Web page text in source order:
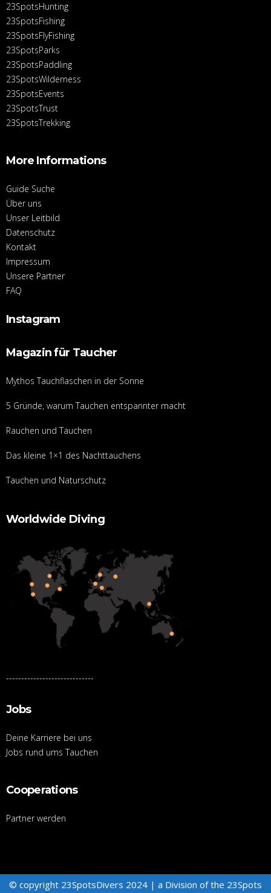
23SpotsHunting
23SpotsFishing
23SpotsFlyFishing
23SpotsParks
23SpotsPaddling
23SpotsWilderness
23SpotsEvents
23SpotsTrust
23SpotsTrekking
More Informations
Guide Suche
Über uns
Unser Leitbild
Datenschutz
Kontakt
Impressum
Unsere Partner
FAQ
Instagram
Magazin für Taucher
Mythos Tauchflaschen in der Sonne
5 Gründe, warum Tauchen entspannter macht
Rauchen und Tauchen
Das kleine 1×1 des Nachttauchens
Tauchen und Naturschutz
Worldwide Diving
-----------------------------
Jobs
Deine Karriere bei uns
Jobs rund ums Tauchen
Cooperations
Partner werden
© copyright 23SpotsDivers 2024 | a Division of the 23Spots